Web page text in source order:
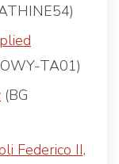
TA01)
(BG
Federico II,